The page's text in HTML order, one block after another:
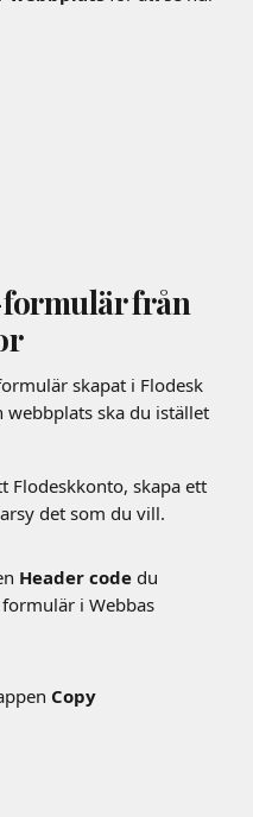
från
skapat i Flodesk
webbplats ska du istället
Flodeskkonto, skapa ett
det som du vill.
Header code du
i Webbas
Copy